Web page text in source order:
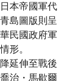
本帝國軍代
島圖版則呈
民國政府軍
形。
延伸至戰後
治・馬歇爾